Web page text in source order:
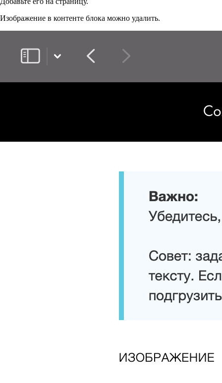
Изображение в контенте блока можно удалить.